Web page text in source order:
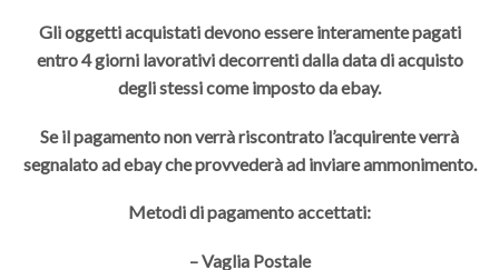
Gli oggetti acquistati devono essere interamente pagati
entro 4 giorni lavorativi decorrenti dalla data di acquisto
degli stessi come imposto da ebay.
Se il pagamento non verrà riscontrato l’acquirente verrà
segnalato ad ebay che provvederà ad inviare ammonimento.
Metodi di pagamento accettati:
– Vaglia Postale